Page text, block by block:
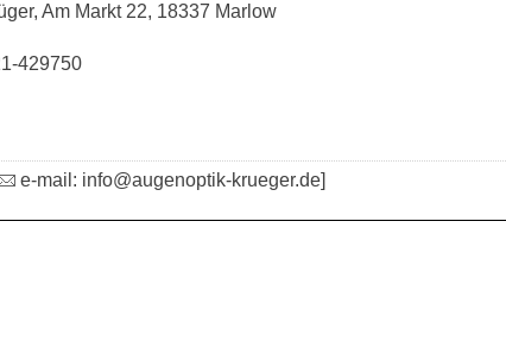
Am Markt 22, 18337 Marlow
429750
e-mail: info@augenoptik-krueger.de]